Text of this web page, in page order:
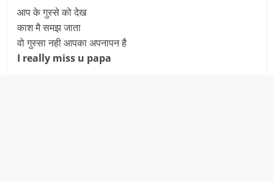
आप के गुस्से को देख
काश मै समझ जाता
वो गुस्सा नही आपका अपनापन है
I really miss u papa